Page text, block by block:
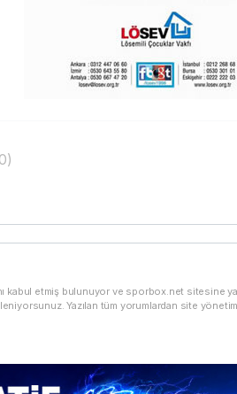
kabul etmiş bulunuyor ve sporbox.net sitesine
Yazılan tüm yorumlardan site